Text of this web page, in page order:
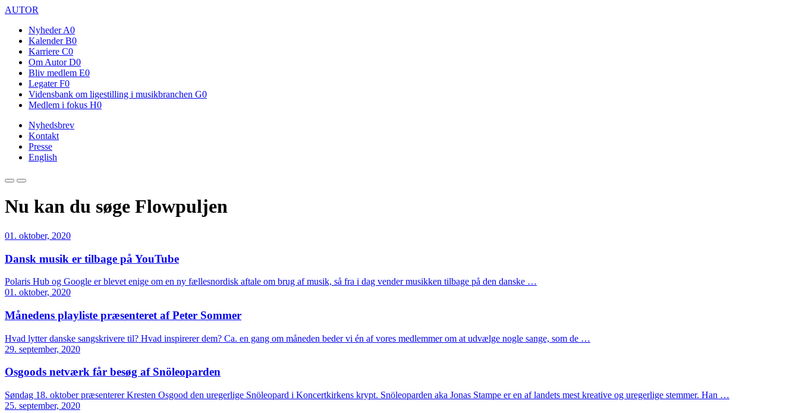
AUTOR
Nyheder A0
Kalender B0
Karriere C0
Om Autor D0
Bliv medlem E0
Legater F0
Vidensbank om ligestilling i musikbranchen G0
Medlem i fokus H0
Nyhedsbrev
Kontakt
Presse
English
Nu kan du søge Flowpuljen
01. oktober, 2020
Dansk musik er tilbage på YouTube
Polaris Hub og Google er blevet enige om en ny fællesnordisk aftale om brug af musik, så fra i dag vender musikken tilbage på den danske …
01. oktober, 2020
Månedens playliste præsenteret af Peter Sommer
Hvad lytter danske sangskrivere til? Hvad inspirerer dem? Ca. en gang om måneden beder vi én af vores medlemmer om at udvælge nogle sange, som de …
29. september, 2020
Osgoods netværk får besøg af Snöleoparden
Søndag 18. oktober præsenterer Kresten Osgood den uregerlige Snöleopard i Koncertkirkens krypt. Snöleoparden aka Jonas Stampe er en af landets mest kreative og uregerlige stemmer. Han …
25. september, 2020